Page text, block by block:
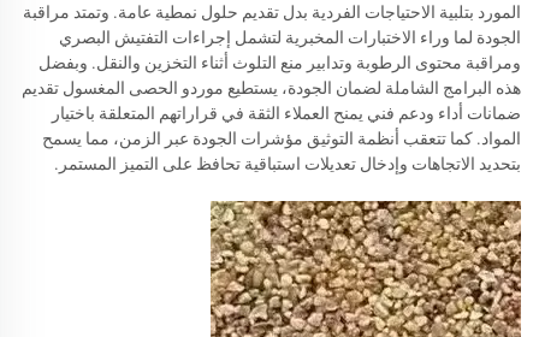
المورد بتلبية الاحتياجات الفردية بدل تقديم حلول نمطية عامة. وتمتد مراقبة
الجودة لما وراء الاختبارات المخبرية لتشمل إجراءات التفتيش البصري
ومراقبة محتوى الرطوبة وتدابير منع التلوث أثناء التخزين والنقل. وبفضل
هذه البرامج الشاملة لضمان الجودة، يستطيع موردو الحصى المغسول تقديم
ضمانات أداء ودعم فني يمنح العملاء الثقة في قراراتهم المتعلقة باختيار
المواد. كما تتعقب أنظمة التوثيق مؤشرات الجودة عبر الزمن، مما يسمح
بتحديد الاتجاهات وإدخال تعديلات استباقية تحافظ على التميز المستمر.